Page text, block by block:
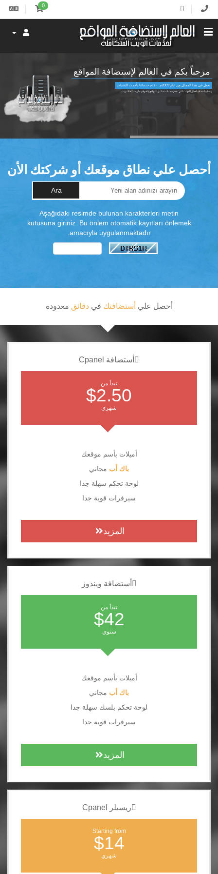
0
مرحباً بكم في العالم لإستضافة المواقع
نعمل في هذا المجال من عام 2009م . نقدم خدماتنا بأحدث التقنيات
واعتلينا مصاف أفضل الجهات التي تقدم خدمات تسكين المواقع والخوادم على شبكة الأنترنت
أحصل علي نطاق موقعك أو شركتك الأن
Ara
Aşağıdaki resimde bulunan karakterleri metin
kutusuna giriniz. Bu önlem otomatik kayıtları önlemek
amacıyla uygulanmaktadır.
أحصل علي أستضافتك فيدقائق معدودة
أستضافة Cpanel
تبدأ من
$2.50
شهري
أميلات بأسم موقعك
باك أب مجاني
لوحة تحكم سهلة جدا
سيرفرات قوية جدا
المزيد
أستضافة ويندوز
تبدأ من
$42
سنوي
أميلات بأسم موقعك
باك أب مجاني
لوحة تحكم بلسك سهلة جدا
سيرفرات قوية جدا
المزيد
ريسيلر Cpanel
Starting from
$14
شهري